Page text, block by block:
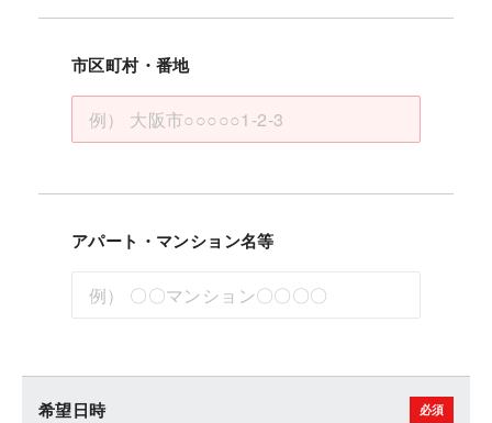
市区町村・番地
アパート・マンション名等
希望日時